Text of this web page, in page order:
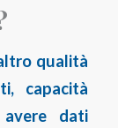
qualità
capacità
dati